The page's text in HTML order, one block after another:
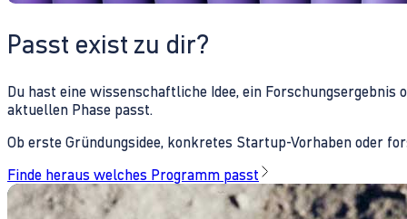
Passt exist zu dir?
Du hast eine wissenschaftliche Idee, ein
aktuellen Phase passt.
Ob erste Gründungsidee, konkretes Startup-Vorhaben oder
Finde heraus welches Programm passt